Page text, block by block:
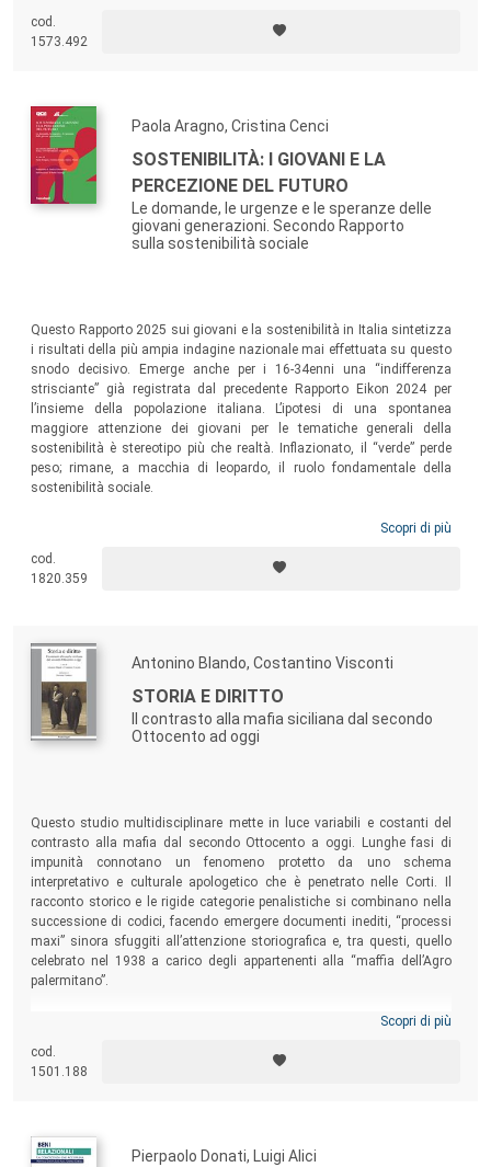
cod.
1573.492
Paola Aragno, Cristina Cenci
SOSTENIBILITÀ: I GIOVANI E LA
PERCEZIONE DEL FUTURO
Le domande, le urgenze e le speranze delle
giovani generazioni. Secondo Rapporto
sulla sostenibilità sociale
Questo Rapporto 2025 sui giovani e la sostenibilità in Italia sintetizza
i risultati della più ampia indagine nazionale mai effettuata su questo
snodo decisivo. Emerge anche per i 16-34enni una “indifferenza
strisciante” già registrata dal precedente Rapporto Eikon 2024 per
l’insieme della popolazione italiana. L’ipotesi di una spontanea
maggiore attenzione dei giovani per le tematiche generali della
sostenibilità è stereotipo più che realtà. Inflazionato, il “verde” perde
peso; rimane, a macchia di leopardo, il ruolo fondamentale della
sostenibilità sociale.
Scopri di più
cod.
1820.359
Antonino Blando, Costantino Visconti
STORIA E DIRITTO
Il contrasto alla mafia siciliana dal secondo
Ottocento ad oggi
Questo studio multidisciplinare mette in luce variabili e costanti del
contrasto alla mafia dal secondo Ottocento a oggi. Lunghe fasi di
impunità connotano un fenomeno protetto da uno schema
interpretativo e culturale apologetico che è penetrato nelle Corti. Il
racconto storico e le rigide categorie penalistiche si combinano nella
successione di codici, facendo emergere documenti inediti, “processi
maxi” sinora sfuggiti all’attenzione storiografica e, tra questi, quello
celebrato nel 1938 a carico degli appartenenti alla “maffia dell’Agro
palermitano”.
Scopri di più
cod.
1501.188
Pierpaolo Donati, Luigi Alici